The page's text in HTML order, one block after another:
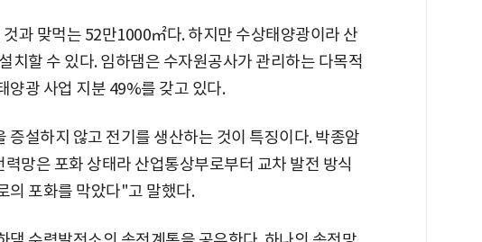
과 맞먹는 52만1000㎡다. 하지만 수상태양광이라 산
치할 수 있다. 임하댐은 수자원공사가 관리하는 다목적
양광 사업 지분 49%를 갖고 있다.
증설하지 않고 전기를 생산하는 것이 특징이다. 박종암
망은 포화 상태라 산업통상부로부터 교차 발전 방식
의 포화를 막았다"고 말했다.